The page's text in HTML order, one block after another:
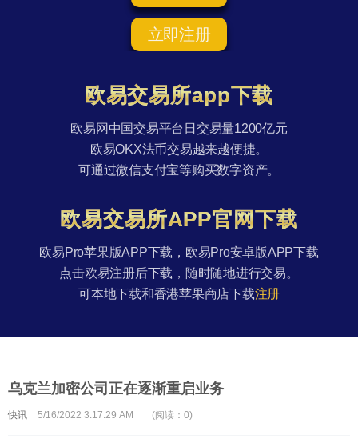
立即注册
欧易交易所app下载
欧易网中国交易平台日交易量1200亿元
欧易OKX法币交易越来越便捷。
可通过微信支付宝等购买数字资产。
欧易交易所APP官网下载
欧易Pro苹果版APP下载，欧易Pro安卓版APP下载
点击欧易注册后下载，随时随地进行交易。
可本地下载和香港苹果商店下载注册
乌克兰加密公司正在逐渐重启业务
快讯 5/16/2022 3:17:29 AM (阅读：0)